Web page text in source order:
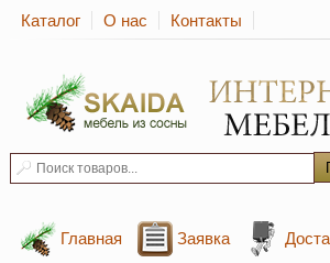
Каталог О нас Контакты
Главная Заявка